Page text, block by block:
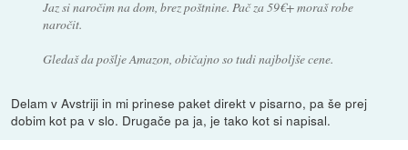
Jaz si naročim na dom, brez poštnine. Pač za 59€+ moraš robe
naročit.
Gledaš da pošlje Amazon, običajno so tudi najboljše cene.
Delam v Avstriji in mi prinese paket direkt v pisarno, pa še prej
dobim kot pa v slo. Drugače pa ja, je tako kot si napisal.